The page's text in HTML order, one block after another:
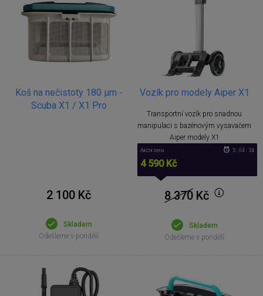
Koš na nečistoty 180 µm -
Scuba X1 / X1 Pro
2 100 Kč
Skladem
Odešleme v pondělí
Vozík pro modely Aiper X1
Transportní vozík pro snadnou
manipulaci s bazénovým vysavačem
Aiper modely X1
Akční cena
4 590 Kč
5 : 04 : 34
8 370 Kč
Skladem
Odešleme v pondělí